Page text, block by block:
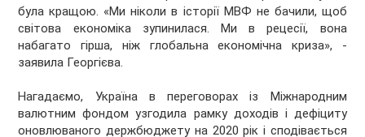
була кращою. «Ми ніколи в історії МВФ не бачили, щоб
світова економіка зупинилася. Ми в рецесії, вона
набагато гірша, ніж глобальна економічна криза», -
заявила Георгієва.
Нагадаємо, Україна в переговорах із Міжнародним
валютним фондом узгодила рамку доходів і дефіциту
оновлюваного держбюджету на 2020 рік і сподівається